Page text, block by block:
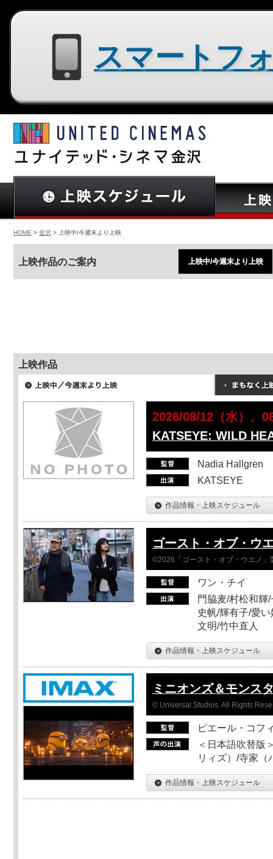
HOME > 金沢 > 上映中/今週末より上映
上映作品のご案内 上映中/今週末より上映
上映作品
2026/08/12（水）、
KATSEYE: WILD
Nadia Hallgren
KATSEYE
作品情報・上映スケジュール
ゴースト・オブ・ウ
©2026「ゴースト・オブ・ウエノ」
ワン・チイ
門脇麦/村松和輝
史帆/輝有子/愛
文明/竹中直人
作品情報・上映スケジュール
ミニオンズ＆モンス
© Universal Studios. All Rights
ピエール・コフ
＜日本語吹替版
リィズ）/寺家（
作品情報・上映スケジュール